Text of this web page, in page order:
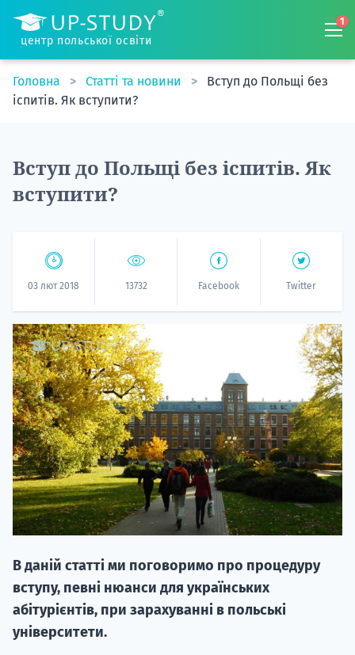
центр польської освіти
1
Головна Статті та новини
Вступ до Польщі без
іспитів. Як вступити?
Вступ до Польщі без іспитів. Як
вступити?
03 лют 2018 13732 Facebook Twitter
В даній статті ми поговоримо про процедуру
вступу, певні нюанси для українських
абітурієнтів, при зарахуванні в польські
університети.
вступ на